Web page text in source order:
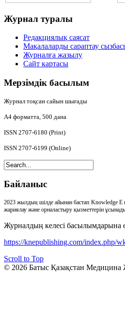
Журнал туралы
Редакциялық саясат
Мақалаларды сараптау
Журналға жазылу
Сайт картасы
Мерзімдік басылым
Журнал тоқсан сайын шығады
А4 форматта, 500 дана
ISSN 2707-6180 (Print)
ISSN 2707-6199 (Online)
Байланыс
2023 жылдың шілде айынан бастап Knowledge
жариялау және орналастыру қызметтерін
Журналдың келесі басылымдарына
https://knepublishing.com/index.php/
Scroll to Top
© 2026 Батыс Қазақстан